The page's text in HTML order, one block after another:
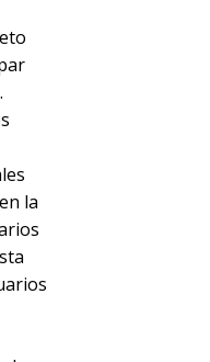
la